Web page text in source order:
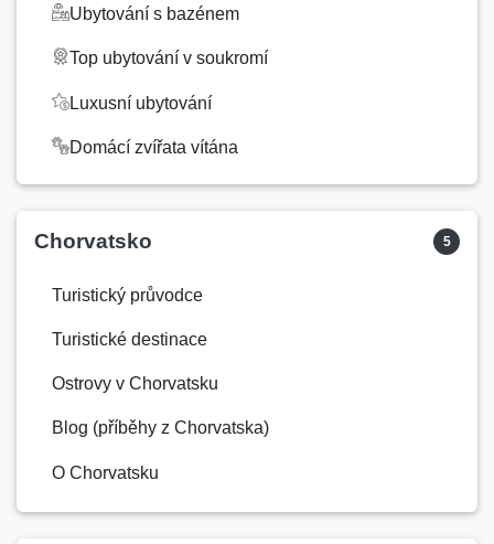
Ubytování s bazénem
Top ubytování v soukromí
Luxusní ubytování
Domácí zvířata vítána
Ubytování s výhledem na moře
Ubytování do 50 eur
Chorvatsko 5
Turistický průvodce
Turistické destinace
Ostrovy v Chorvatsku
Blog (příběhy z Chorvatska)
O Chorvatsku